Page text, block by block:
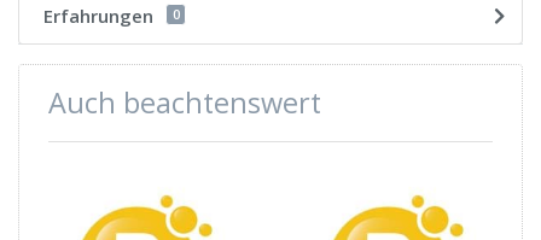
Erfahrungen 0
Auch beachtenswert